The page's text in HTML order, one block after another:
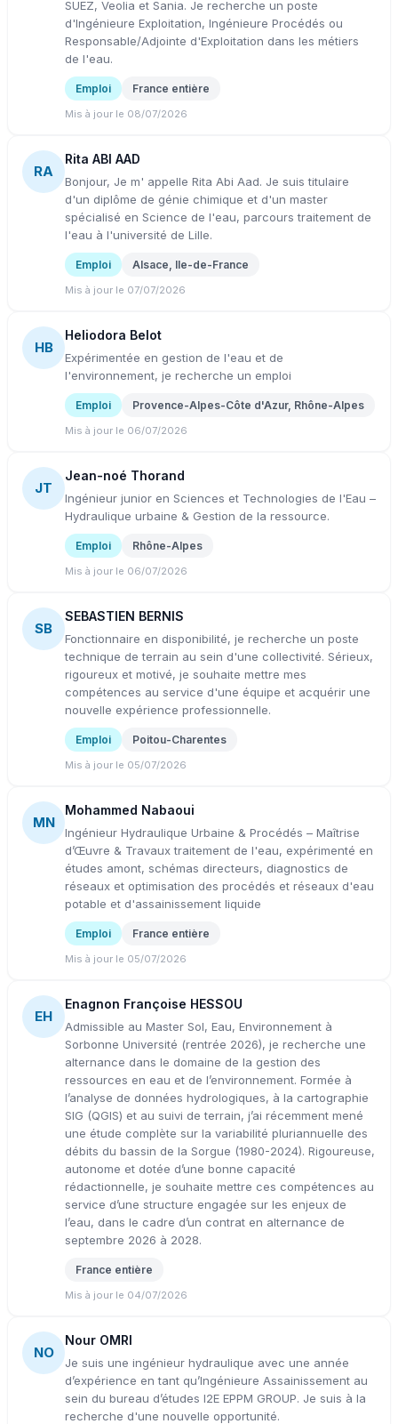
SUEZ, Veolia et Sania. Je recherche un poste
d'Ingénieure Exploitation, Ingénieure Procédés ou
Responsable/Adjointe d'Exploitation dans les métiers
de l'eau.
Emploi France entière
Mis à jour le 08/07/2026
RA
Rita ABI AAD
Bonjour, Je m' appelle Rita Abi Aad. Je suis titulaire
d'un diplôme de génie chimique et d'un master
spécialisé en Science de l'eau, parcours traitement de
l'eau à l'université de Lille.
Emploi Alsace, Ile-de-France
Mis à jour le 07/07/2026
HB
Heliodora Belot
Expérimentée en gestion de l'eau et de
l'environnement, je recherche un emploi
Emploi Provence-Alpes-Côte d'Azur, Rhône-Alpes
Mis à jour le 06/07/2026
JT
Jean-noé Thorand
Ingénieur junior en Sciences et Technologies de l'Eau –
Hydraulique urbaine & Gestion de la ressource.
Emploi Rhône-Alpes
Mis à jour le 06/07/2026
SB
SEBASTIEN BERNIS
Fonctionnaire en disponibilité, je recherche un poste
technique de terrain au sein d'une collectivité. Sérieux,
rigoureux et motivé, je souhaite mettre mes
compétences au service d'une équipe et acquérir une
nouvelle expérience professionnelle.
Emploi Poitou-Charentes
Mis à jour le 05/07/2026
MN
Mohammed Nabaoui
Ingénieur Hydraulique Urbaine & Procédés – Maîtrise
d’Œuvre & Travaux traitement de l'eau, expérimenté en
études amont, schémas directeurs, diagnostics de
réseaux et optimisation des procédés et réseaux d'eau
potable et d'assainissement liquide
Emploi France entière
Mis à jour le 05/07/2026
EH
Enagnon Françoise HESSOU
Admissible au Master Sol, Eau, Environnement à
Sorbonne Université (rentrée 2026), je recherche une
alternance dans le domaine de la gestion des
ressources en eau et de l’environnement. Formée à
l’analyse de données hydrologiques, à la cartographie
SIG (QGIS) et au suivi de terrain, j’ai récemment mené
une étude complète sur la variabilité pluriannuelle des
débits du bassin de la Sorgue (1980-2024). Rigoureuse,
autonome et dotée d’une bonne capacité
rédactionnelle, je souhaite mettre ces compétences au
service d’une structure engagée sur les enjeux de
l’eau, dans le cadre d’un contrat en alternance de
septembre 2026 à 2028.
France entière
Mis à jour le 04/07/2026
NO
Nour OMRI
Je suis une ingénieur hydraulique avec une année
d’expérience en tant qu’Ingénieure Assainissement au
sein du bureau d’études I2E EPPM GROUP. Je suis à la
recherche d'une nouvelle opportunité.